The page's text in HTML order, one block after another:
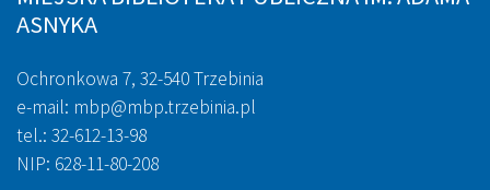
ASNYKA
Ochronkowa 7, 32-540 Trzebinia
e-mail: mbp@mbp.trzebinia.pl
tel.: 32-612-13-98
NIP: 628-11-80-208